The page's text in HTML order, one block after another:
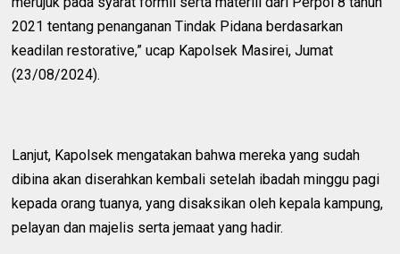
2021 tentang penanganan Tindak Pidana berdasarkan
keadilan restorative,” ucap Kapolsek Masirei, Jumat
(23/08/2024).
Lanjut, Kapolsek mengatakan bahwa mereka yang sudah
dibina akan diserahkan kembali setelah ibadah minggu pagi
kepada orang tuanya, yang disaksikan oleh kepala kampung,
pelayan dan majelis serta jemaat yang hadir.